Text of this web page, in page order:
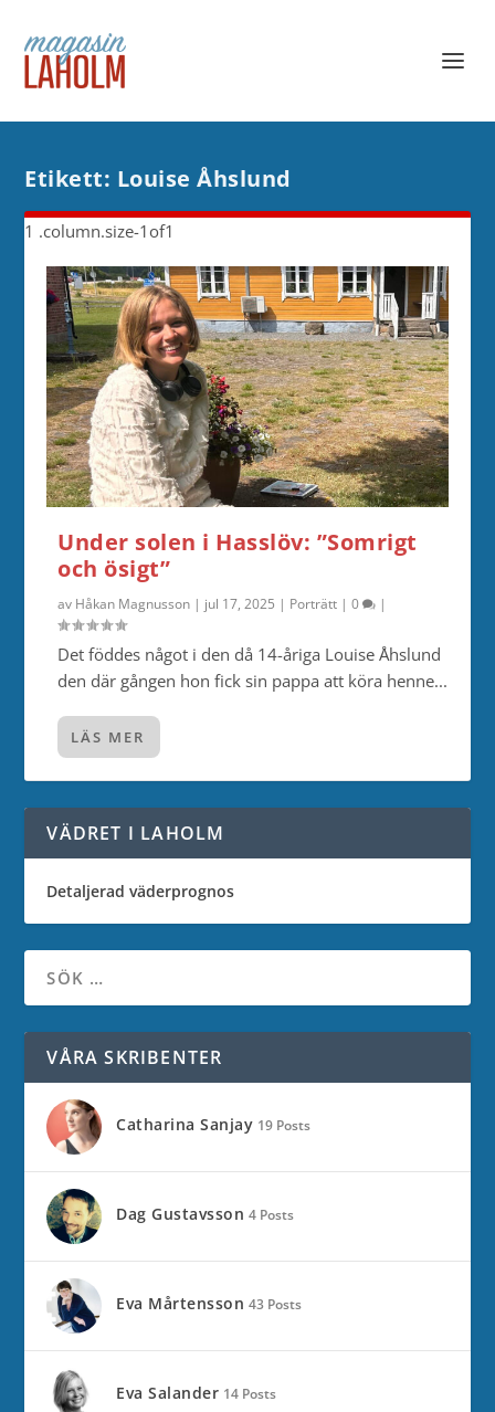
Etikett: Louise Åhslund
Under solen i Hasslöv: ”Somrigt
och ösigt”
av Håkan Magnusson | jul 17, 2025 | Porträtt |0 |
Det föddes något i den då 14-åriga Louise Åhslund
den där gången hon fick sin pappa att köra henne...
LÄS MER
VÄDRET I LAHOLM
Detaljerad väderprognos
VÅRA SKRIBENTER
Catharina Sanjay 19 Posts
Dag Gustavsson 4 Posts
Eva Mårtensson 43 Posts
Eva Salander 14 Posts